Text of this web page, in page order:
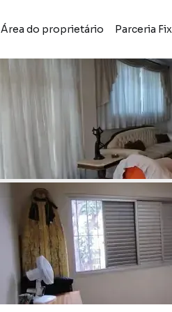
Área do proprietário Parceria Fix